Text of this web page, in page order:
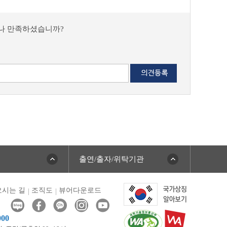
만족하셨습니까?
출연/출자/위탁기관
시는 길 조직도 뷰어다운로드